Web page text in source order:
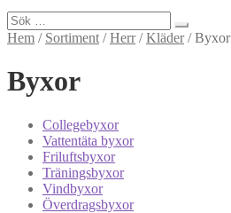
Sök
efter:
Hem / Sortiment /Herr/Kläder/Byxor
Byxor
Collegebyxor
Vattentäta byxor
Friluftsbyxor
Träningsbyxor
Vindbyxor
Överdragsbyxor